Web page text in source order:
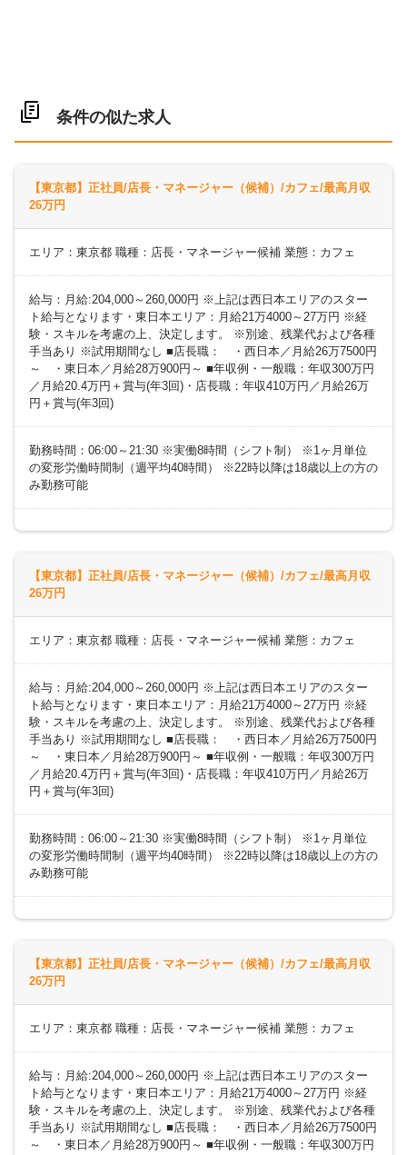
条件の似た求人
【東京都】正社員/店長・マネージャー（候補）/カフェ/最高月収
26万円
エリア：東京都 職種：店長・マネージャー候補 業態：カフェ
給与：月給:204,000～260,000円 ※上記は西日本エリアのスター
ト給与となります・東日本エリア：月給21万4000～27万円 ※経
験・スキルを考慮の上、決定します。 ※別途、残業代および各種
手当あり ※試用期間なし ■店長職： ・西日本／月給26万7500円
～ ・東日本／月給28万900円～ ■年収例・一般職：年収300万円
／月給20.4万円＋賞与(年3回)・店長職：年収410万円／月給26万
円＋賞与(年3回)
勤務時間：06:00～21:30 ※実働8時間（シフト制） ※1ヶ月単位
の変形労働時間制（週平均40時間） ※22時以降は18歳以上の方の
み勤務可能
【東京都】正社員/店長・マネージャー（候補）/カフェ/最高月収
26万円
エリア：東京都 職種：店長・マネージャー候補 業態：カフェ
給与：月給:204,000～260,000円 ※上記は西日本エリアのスター
ト給与となります・東日本エリア：月給21万4000～27万円 ※経
験・スキルを考慮の上、決定します。 ※別途、残業代および各種
手当あり ※試用期間なし ■店長職： ・西日本／月給26万7500円
～ ・東日本／月給28万900円～ ■年収例・一般職：年収300万円
／月給20.4万円＋賞与(年3回)・店長職：年収410万円／月給26万
円＋賞与(年3回)
勤務時間：06:00～21:30 ※実働8時間（シフト制） ※1ヶ月単位
の変形労働時間制（週平均40時間） ※22時以降は18歳以上の方の
み勤務可能
【東京都】正社員/店長・マネージャー（候補）/カフェ/最高月収
26万円
エリア：東京都 職種：店長・マネージャー候補 業態：カフェ
給与：月給:204,000～260,000円 ※上記は西日本エリアのスター
ト給与となります・東日本エリア：月給21万4000～27万円 ※経
験・スキルを考慮の上、決定します。 ※別途、残業代および各種
手当あり ※試用期間なし ■店長職： ・西日本／月給26万7500円
～ ・東日本／月給28万900円～ ■年収例・一般職：年収300万円